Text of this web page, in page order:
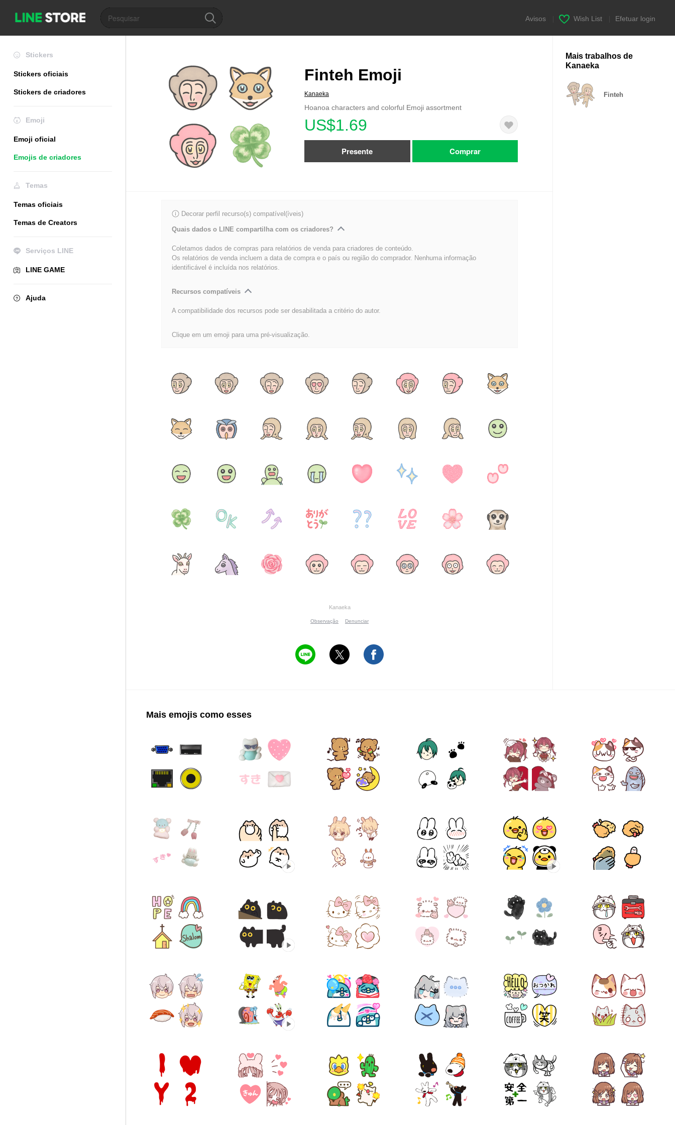
Avisos Wish List Efetuar login
Stickers
Stickers oficiais
Stickers de criadores
Emoji
Emoji oficial
Emojis de criadores
Temas
Temas oficiais
Temas de Creators
Serviços LINE
LINE GAME
Ajuda
Finteh Emoji
Kanaeka
Hoanoa characters and colorful Emoji assortment
US$1.69
Presente Comprar
Decorar perfil recurso(s) compatível(íveis)
Quais dados o LINE compartilha com os criadores?
Coletamos dados de compras para relatórios de venda para criadores de conteúdo.
Os relatórios de venda incluem a data de compra e o país ou região do comprador. Nenhuma informação
identificável é incluída nos relatórios.
Recursos compatíveis
A compatibilidade dos recursos pode ser desabilitada a critério do autor.
Clique em um emoji para uma pré-visualização.
Kanaeka
Observação Denunciar
Mais trabalhos de
Kanaeka
Finteh
Mais emojis como esses